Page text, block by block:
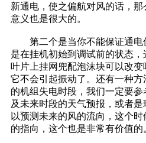
新通电，使之偏航对风的话，
意义也是很大的。
第二个是当你不能保证通电
是在挂机初始到调试前的状态
叶片上挂网兜配泡沫块可以改变
它不会引起振动了。还有一种
的机组失电时段，我们一定要
及未来时段的天气预报，或者
以预测未来的风的流向，这个
的指向，这个也是非常有价值的